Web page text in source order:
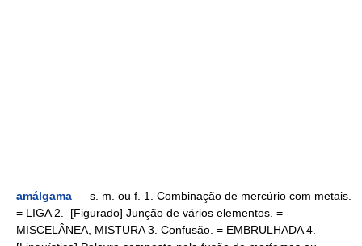
amálgama — s. m. ou f. 1. Combinação de mercúrio com metais.
= LIGA 2. [Figurado] Junção de vários elementos. =
MISCELÂNEA, MISTURA 3. Confusão. = EMBRULHADA 4.